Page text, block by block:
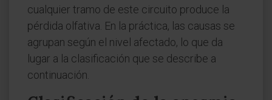
cualquier tramo de este circuito produce la
pérdida olfativa. En la práctica, las causas se
agrupan según el nivel afectado, lo que da
lugar a la clasificación que se describe a
continuación.